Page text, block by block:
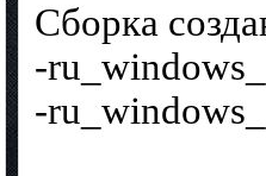
Сборка
-
-